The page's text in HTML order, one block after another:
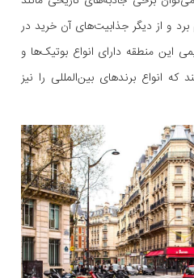
و از دیگر جذابیت‌های آن خرید در
این منطقه دارای انواع بوتیک‌ها و
انواع برندهای بین‌المللی را نیز